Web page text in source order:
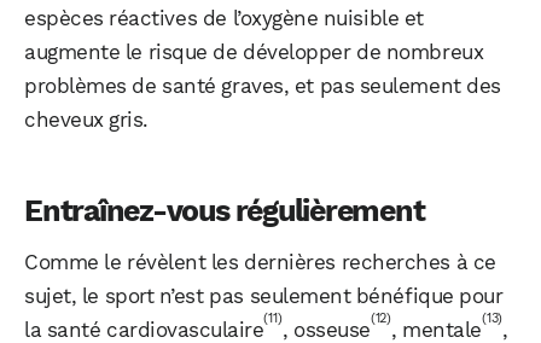
espèces réactives de l’oxygène nuisible et
augmente le risque de développer de nombreux
problèmes de santé graves, et pas seulement des
cheveux gris.
Entraînez-vous régulièrement
Comme le révèlent les dernières recherches à ce
sujet, le sport n’est pas seulement bénéfique pour
la santé cardiovasculaire(11), osseuse(12), mentale(13),